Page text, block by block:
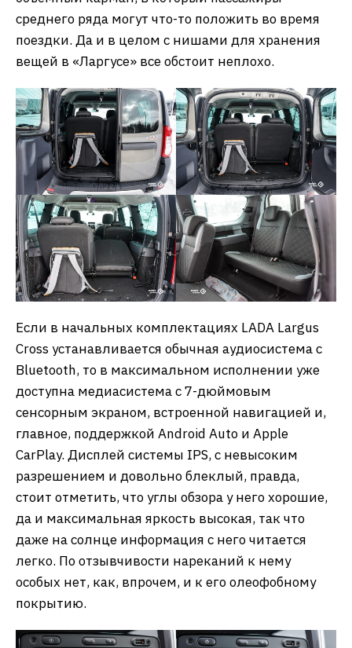
среднего ряда могут что-то положить во время
поездки. Да и в целом с нишами для хранения
вещей в «Ларгусе» все обстоит неплохо.
Если в начальных комплектациях LADA Largus
Cross устанавливается обычная аудиосистема с
Bluetooth, то в максимальном исполнении уже
доступна медиасистема с 7-дюймовым
сенсорным экраном, встроенной навигацией и,
главное, поддержкой Android Auto и Apple
CarPlay. Дисплей системы IPS, с невысоким
разрешением и довольно блеклый, правда,
стоит отметить, что углы обзора у него хорошие,
да и максимальная яркость высокая, так что
даже на солнце информация с него читается
легко. По отзывчивости нареканий к нему
особых нет, как, впрочем, и к его олеофобному
покрытию.